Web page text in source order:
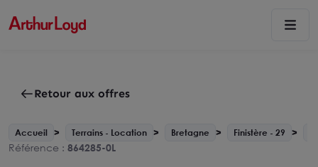
Retour aux offres
Accueil Terrains - Location Bretagne Finistère - 29
Référence : 864285-0L